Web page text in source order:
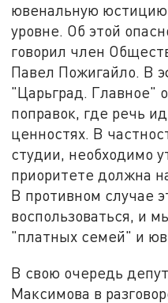
ювенальную
уровне. Об этой
говорил член
Павел Пожигайло. В
"Царьград. Главное"
поправок, где речь
ценностях. В
студии, необходимо
приоритете должна
В противном случае
воспользоваться, и
"платных семей" и
В свою очередь
Максимова в